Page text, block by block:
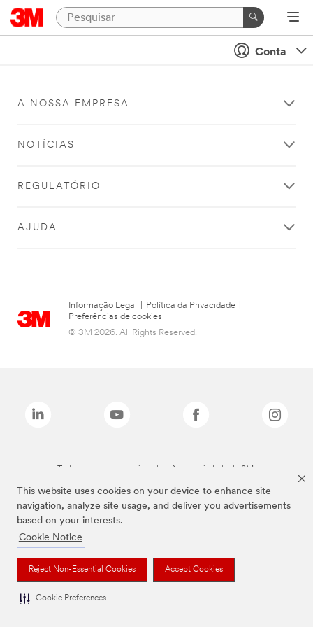
This website uses cookies on your device to enhance site
navigation, analyze site usage, and deliver you advertisements
based on your interests.
Cookie Notice
Reject Non-Essential Cookies Accept Cookies
Cookie Preferences
Conta
A NOSSA EMPRESA
NOTÍCIAS
REGULATÓRIO
AJUDA
Informação Legal Política da Privacidade
Preferências de cookies
© 3M 2026. All Rights Reserved.
Todas as marcas mencionadas são propriedade da 3M.